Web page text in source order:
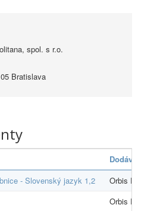
spol. s r.o.
Bratislava
- Slovenský jazyk 1,2
Orbis
Orbis